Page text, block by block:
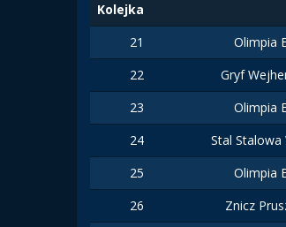
Kolejka
21
Olimpia
22
Gryf
23 Olimpia
24
Stal Stalowa
25
Olimpia
26 Znicz